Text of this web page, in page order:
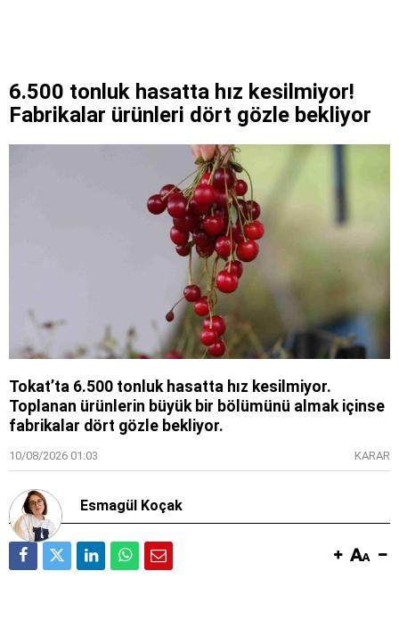
6.500 tonluk hasatta hız kesilmiyor!
Fabrikalar ürünleri dört gözle bekliyor
Tokat’ta 6.500 tonluk hasatta hız kesilmiyor.
Toplanan ürünlerin büyük bir bölümünü almak içinse
fabrikalar dört gözle bekliyor.
10/08/2026 01:03 KARAR
Esmagül Koçak